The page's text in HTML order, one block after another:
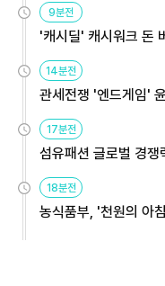
9분전
'캐시딜' 캐시워크 돈
14분전
관세전쟁 '엔드게임'
17분전
섬유패션 글로벌 경
18분전
농식품부, '천원의 아